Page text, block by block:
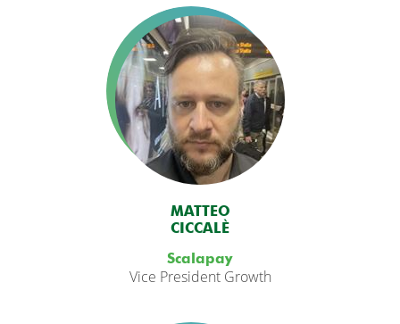
MATTEO
CICCALÈ
Scalapay
Vice President Growth